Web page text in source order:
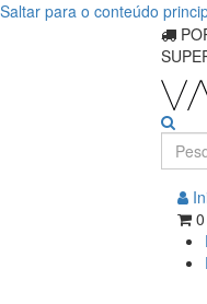
Saltar para o conteúdo
0